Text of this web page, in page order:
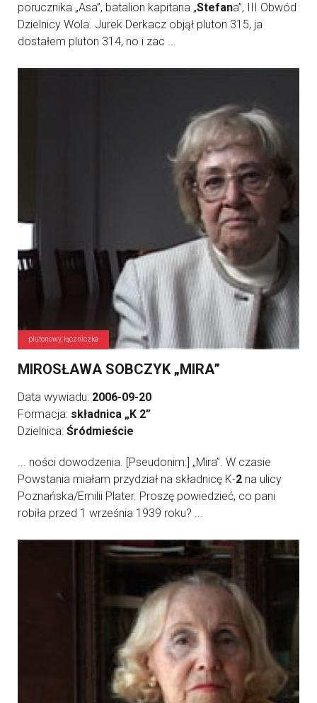
porucznika „Asa”, batalion kapitana „Stefana”, III Obwód
Dzielnicy Wola. Jurek Derkacz objął pluton 315, ja
dostałem pluton 314, no i zac ...
plutonowy, łączniczka
MIROSŁAWA SOBCZYK „MIRA”
Data wywiadu: 2006-09-20
Formacja: składnica „K 2”
Dzielnica: Śródmieście
... ności dowodzenia. [Pseudonim:] „Mira”. W czasie
Powstania miałam przydział na składnicę K-2 na ulicy
Poznańska/Emilii Plater. Proszę powiedzieć, co pani
robiła przed 1 września 1939 roku? ...